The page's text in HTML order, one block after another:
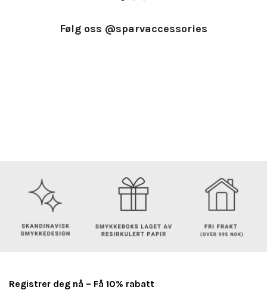
Følg oss @sparvaccessories
Registrer deg nå – Få 10% rabatt